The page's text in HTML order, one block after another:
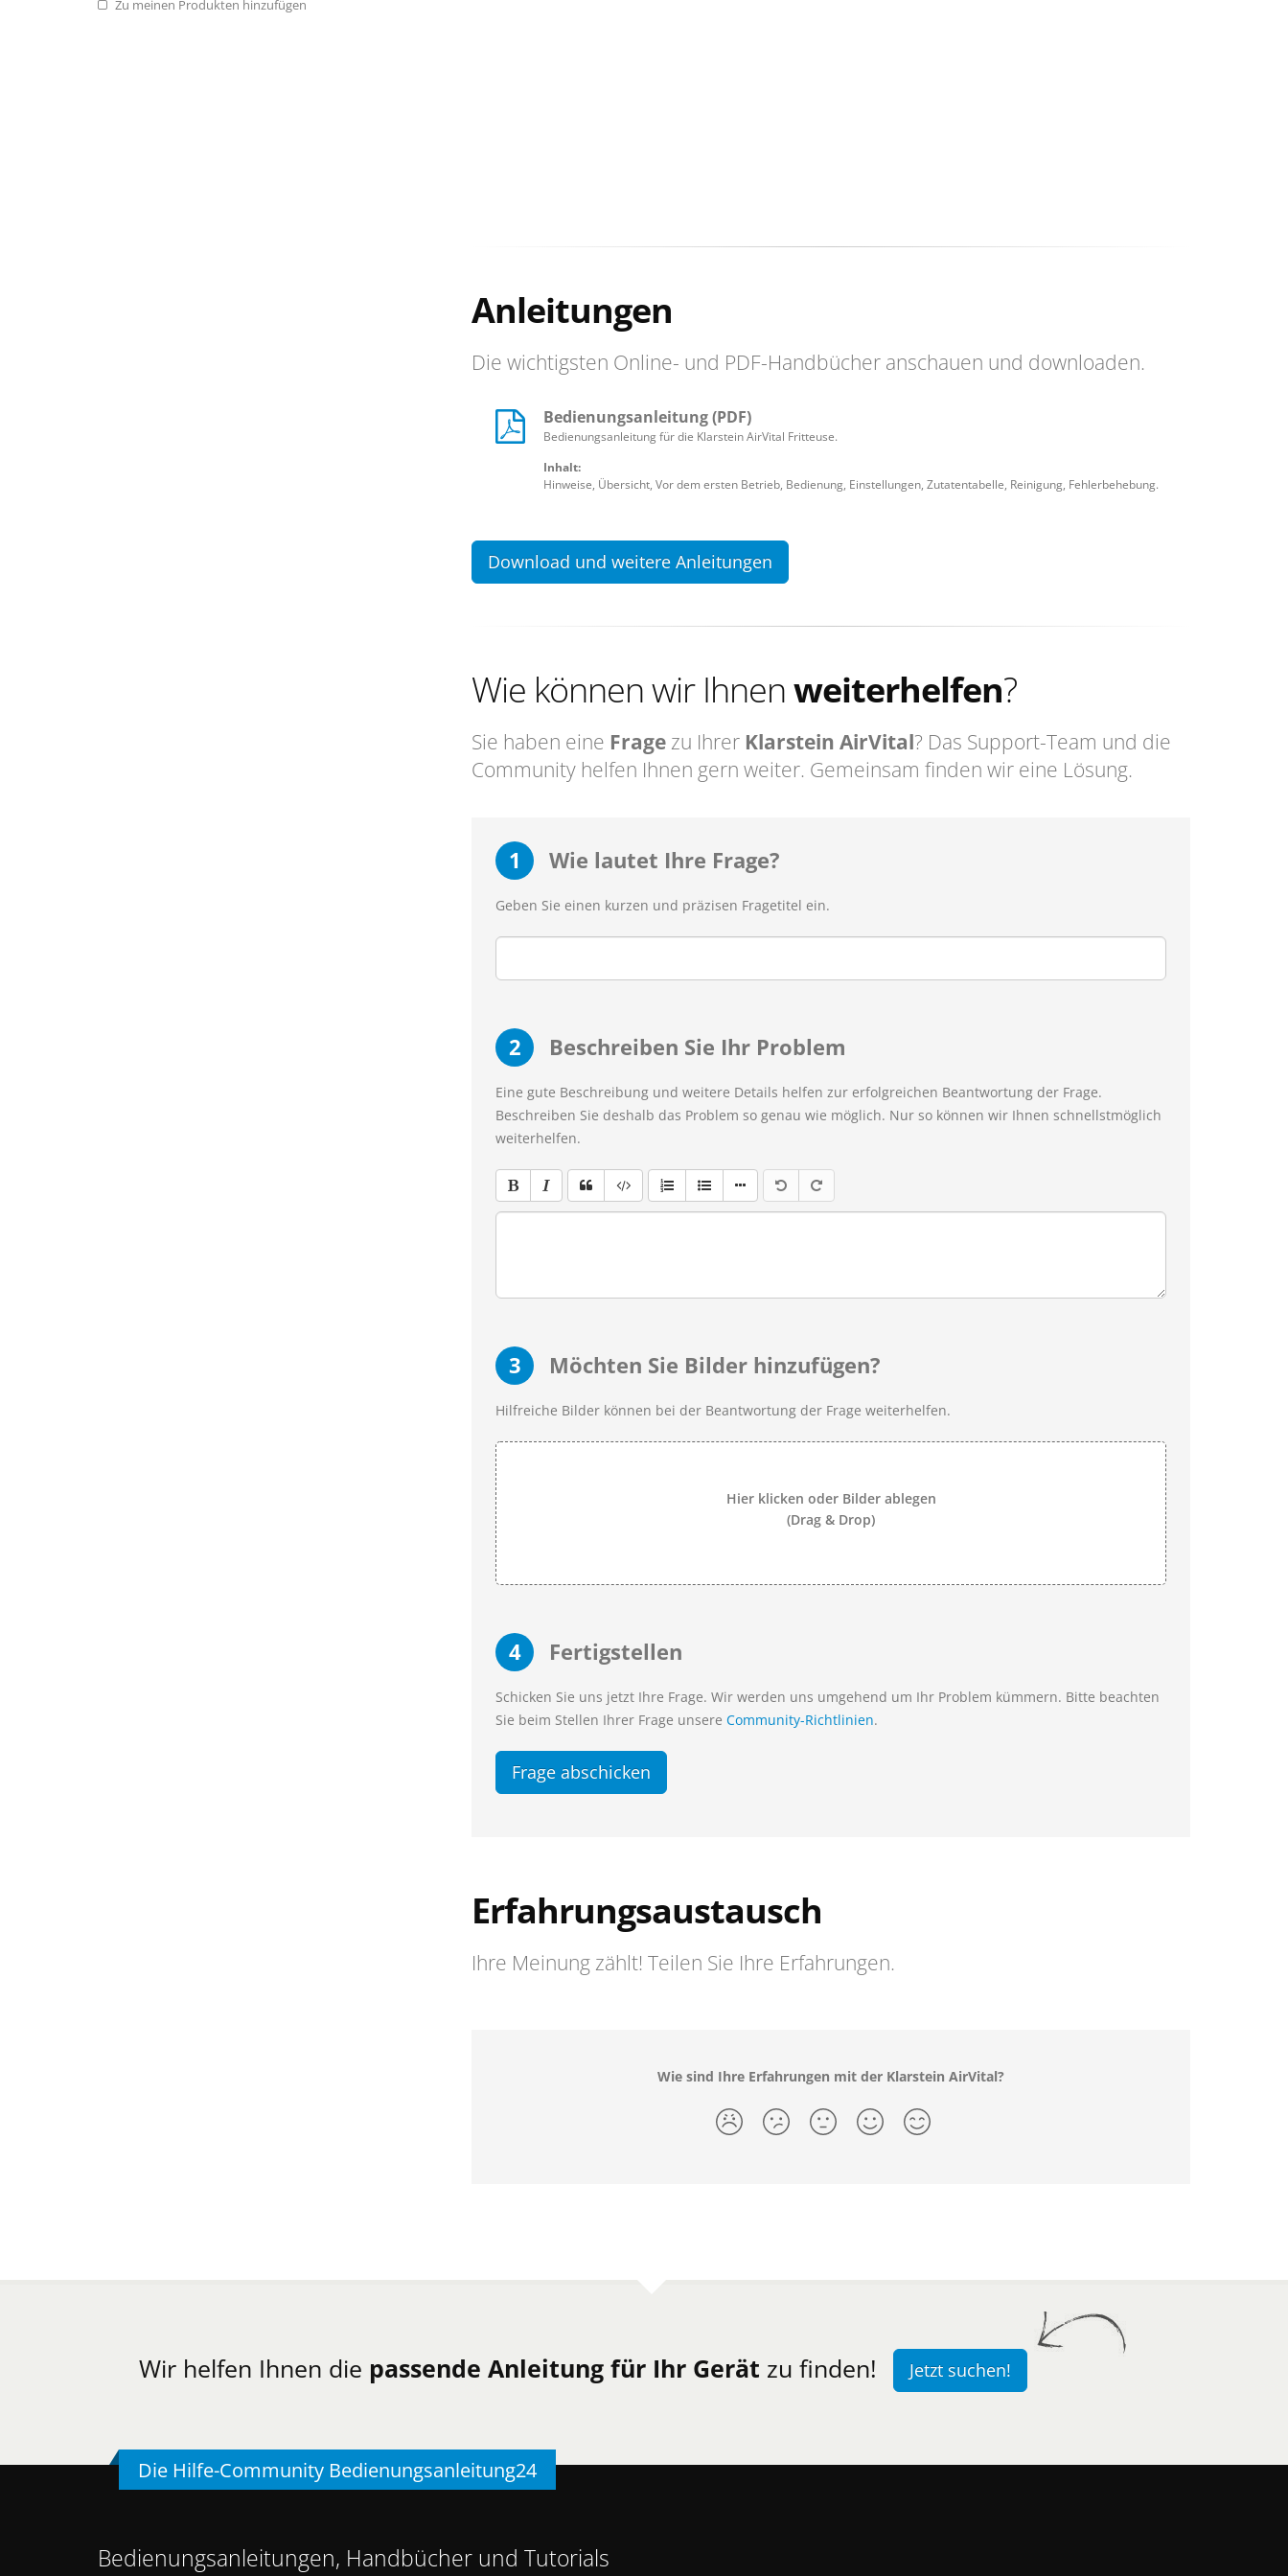
Zu meinen Produkten hinzufügen
Anleitungen
Die wichtigsten Online- und PDF-Handbücher anschauen und downloaden.
Bedienungsanleitung (PDF)
Bedienungsanleitung für die Klarstein AirVital Fritteuse.
Inhalt:
Hinweise, Übersicht, Vor dem ersten Betrieb, Bedienung, Einstellungen, Zutatentabelle, Reinigung, Fehlerbehebung.
Download und weitere Anleitungen
Wie können wir Ihnenweiterhelfen?
Sie haben eine Frage zu Ihrer Klarstein AirVital? Das Support-Team und die
Community helfen Ihnen gern weiter. Gemeinsam finden wir eine Lösung.
1 Wie lautet Ihre Frage?
Geben Sie einen kurzen und präzisen Fragetitel ein.
2 Beschreiben Sie Ihr Problem
Eine gute Beschreibung und weitere Details helfen zur erfolgreichen Beantwortung der Frage.
Beschreiben Sie deshalb das Problem so genau wie möglich. Nur so können wir Ihnen schnellstmöglich
weiterhelfen.
3 Möchten Sie Bilder hinzufügen?
Hilfreiche Bilder können bei der Beantwortung der Frage weiterhelfen.
Hier klicken oder Bilder ablegen
(Drag & Drop)
4 Fertigstellen
Schicken Sie uns jetzt Ihre Frage. Wir werden uns umgehend um Ihr Problem kümmern. Bitte beachten
Sie beim Stellen Ihrer Frage unsere Community-Richtlinien.
Frage abschicken
Erfahrungsaustausch
Ihre Meinung zählt! Teilen Sie Ihre Erfahrungen.
Wie sind Ihre Erfahrungen mit der Klarstein AirVital?
Wir helfen Ihnen die passende Anleitung für Ihr Gerät zu finden! Jetzt suchen!
Die Hilfe-Community Bedienungsanleitung24
Bedienungsanleitungen, Handbücher und Tutorials